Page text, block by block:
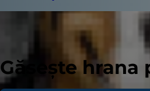
Găsește
Dacă
sau se
sigur(ă) că